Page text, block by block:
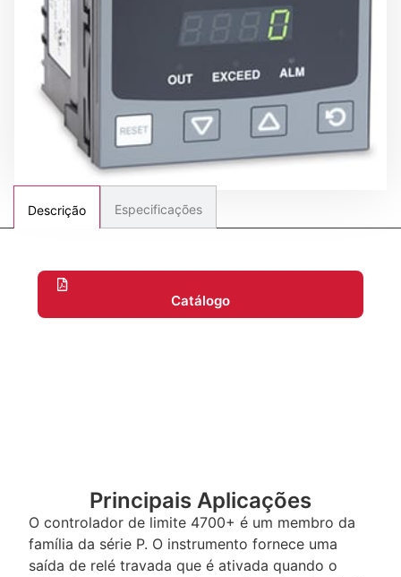
Descrição Especificações
Catálogo
Principais Aplicações
O controlador de limite 4700+ é um membro da
família da série P. O instrumento fornece uma
saída de relé travada que é ativada quando o